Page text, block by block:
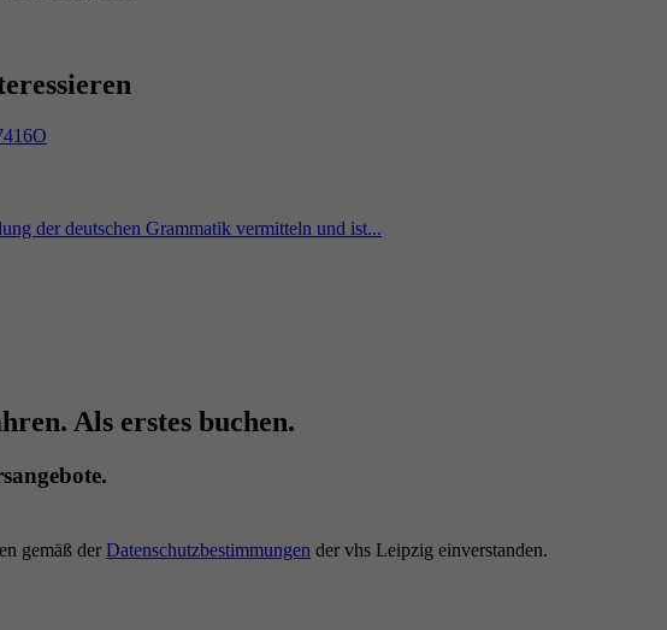
der deutschen Grammatik vermitteln und ist...
Als erstes buchen.
gemäß der Datenschutzbestimmungen der vhs Leipzig einverstanden.